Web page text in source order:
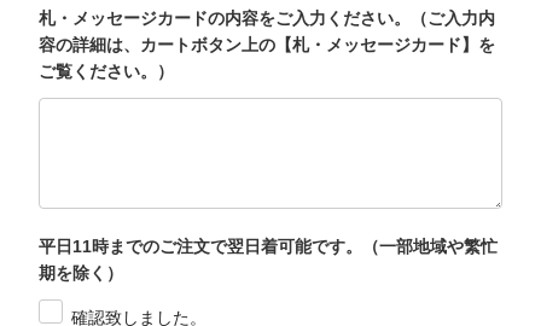
札・メッセージカードの内容をご入力ください。（ご入力内
容の詳細は、カートボタン上の【札・メッセージカード】を
ご覧ください。）
平日11時までのご注文で翌日着可能です。（一部地域や繁忙
期を除く）
確認致しました。